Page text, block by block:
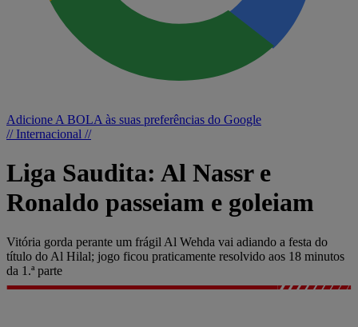
Adicione A BOLA às suas preferências do Google
// Internacional //
Liga Saudita: Al Nassr e
Ronaldo passeiam e goleiam
Vitória gorda perante um frágil Al Wehda vai adiando a festa do
título do Al Hilal; jogo ficou praticamente resolvido aos 18 minutos
da 1.ª parte